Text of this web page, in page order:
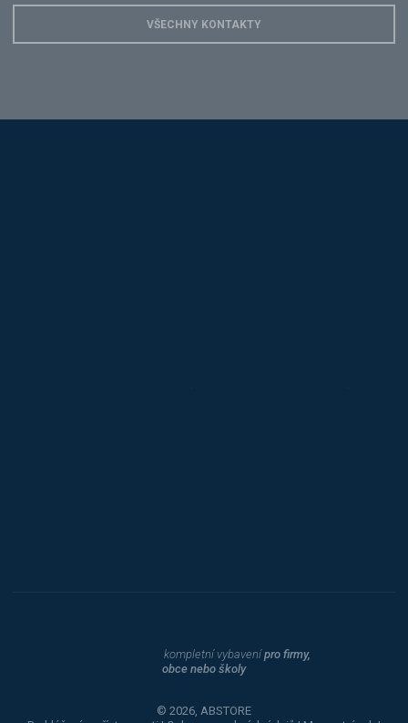
VŠECHNY KONTAKTY
kompletní vybavenípro firmy,
obce nebo školy
© 2026, ABSTORE